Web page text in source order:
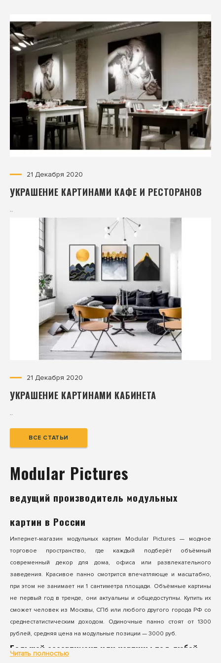
21 Декабря 2020
УКРАШЕНИЕ КАРТИНАМИ КАФЕ И РЕСТОРАНОВ
..
21 Декабря 2020
УКРАШЕНИЕ КАРТИНАМИ КАБИНЕТА
..
ВСЕ СТАТЬИ
Modular Pictures
ведущий производитель модульных
картин в России
Интернет-магазин модульных картин Modular Pictures — модное
торговое пространство, где каждый подберёт объёмный
современный декор для дома, офиса или развлекательного
заведения. Красивое панно смотрится впечатляюще и масштабно,
при этом не занимает ни 1 сантиметра площади. Объёмные картины
не первый год в тренде, они актуальны и общедоступны. Купить их
сможет человек из Москвы, СПб или любого другого города РФ со
среднестатистическим доходом. Одиночные панно стоят от 1300
рублей, средняя цена на модульные позиции — 3000 руб.
Большой ассортимент или картины под любой
Читать полностью